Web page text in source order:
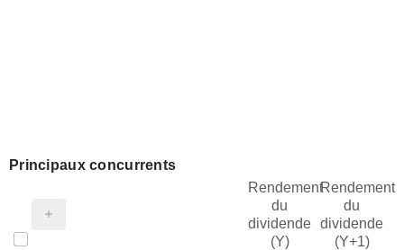
Principaux concurrents
Rendement
du
dividende
(Y)
Rendement
du
dividende
(Y+1)